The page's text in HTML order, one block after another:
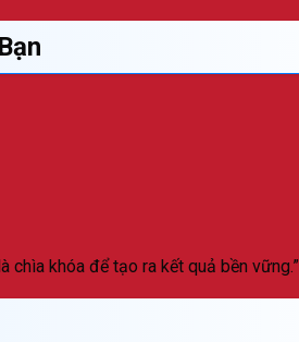
khóa để tạo ra kết quả bền vững.”